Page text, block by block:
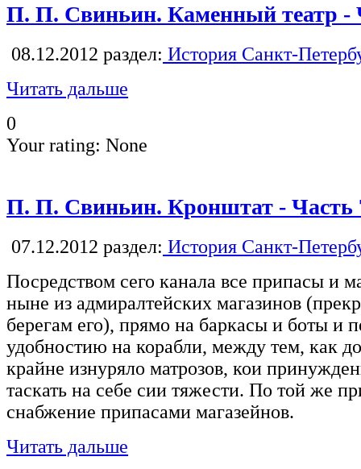
П. П. Свиньин. Каменный театр -
08.12.2012 раздел: История Санкт-
Читать дальше
0
Your rating: None
П. П. Свиньин. Кронштат - Часть
07.12.2012 раздел: История Санкт-
Посредством сего канала все припасы и
ныне из адмиралтейских магазинов
берегам его), прямо на баркасы и боты и
удобностию на корабли, между тем, как
крайне изнуряло матрозов, кои
таскать на себе сии тяжести. По той же
снабжение припасами магазейнов.
Читать дальше